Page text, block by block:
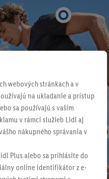
webových stránkach a v
na ukladanie a prístup
sa používajú s vaším
v rámci služieb Lidl aj
nákupného správania v
Plus alebo sa prihlásite do
online identifikátor z e-